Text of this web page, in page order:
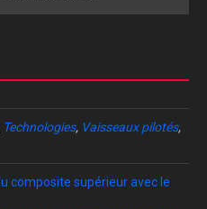
Technologies, Vaisseaux pilotés,
composite supérieur avec le